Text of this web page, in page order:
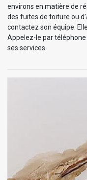
environs en matière de
des fuites de toiture ou
contactez son équipe.
Appelez-le par
ses services.